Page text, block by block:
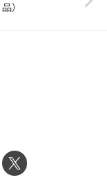
品）